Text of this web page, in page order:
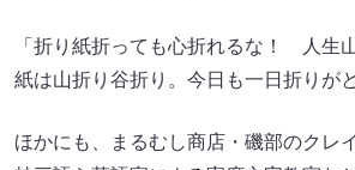
「折り紙折っても心折れるな！ 人生
紙は山折り谷折り。今日も一日折りがと
ほかにも、まるむし商店・磯部のクレ